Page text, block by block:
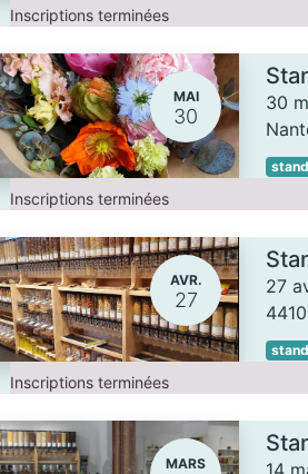
Inscriptions terminées
MAI
30
30
Inscriptions terminées
AVR.
27
27
Inscriptions terminées
MARS 14